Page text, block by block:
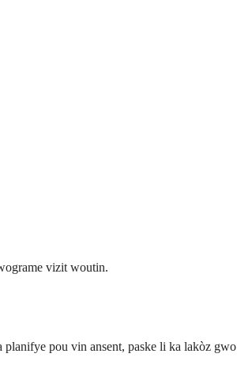
vizit woutin.
planifye pou vin ansent, paske li ka lakòz gwo